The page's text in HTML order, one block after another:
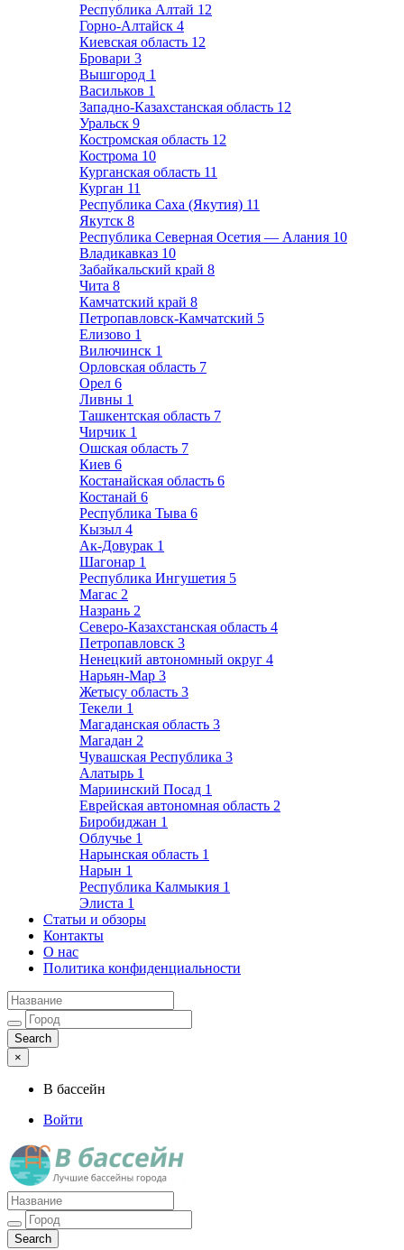
Республика Алтай 12
Горно-Алтайск 4
Киевская область 12
Бровари 3
Вышгород 1
Васильков 1
Западно-Казахстанская область 12
Уральск 9
Костромская область 12
Кострома 10
Курганская область 11
Курган 11
Республика Саха (Якутия) 11
Якутск 8
Республика Северная Осетия — Алания 10
Владикавказ 10
Забайкальский край 8
Чита 8
Камчатский край 8
Петропавловск-Камчатский 5
Елизово 1
Вилючинск 1
Орловская область 7
Орел 6
Ливны 1
Ташкентская область 7
Чирчик 1
Ошская область 7
Киев 6
Костанайская область 6
Костанай 6
Республика Тыва 6
Кызыл 4
Ак-Довурак 1
Шагонар 1
Республика Ингушетия 5
Магас 2
Назрань 2
Северо-Казахстанская область 4
Петропавловск 3
Ненецкий автономный округ 4
Нарьян-Мар 3
Жетысу область 3
Текели 1
Магаданская область 3
Магадан 2
Чувашская Республика 3
Алатырь 1
Мариинский Посад 1
Еврейская автономная область 2
Биробиджан 1
Облучье 1
Нарынская область 1
Нарын 1
Республика Калмыкия 1
Элиста 1
Статьи и обзоры
Контакты
О нас
Политика конфиденциальности
×
В бассейн
Войти
Лучшие бассейны города